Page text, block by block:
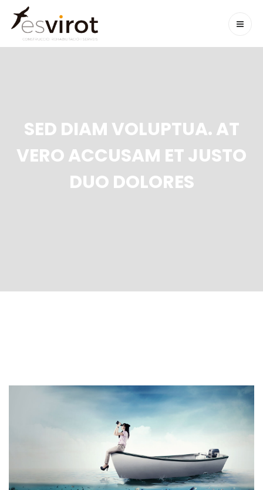
SED DIAM VOLUPTUA. AT
VERO ACCUSAM ET JUSTO
DUO DOLORES